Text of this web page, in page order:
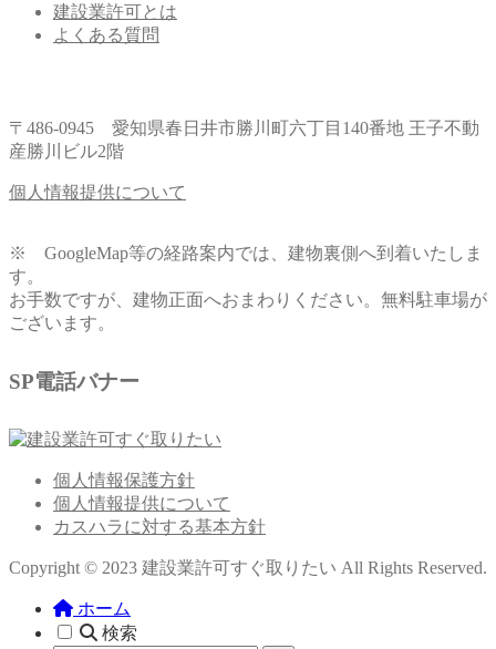
建設業許可とは
よくある質問
〒486-0945 愛知県春日井市勝川町六丁目140番地 王子不動
産勝川ビル2階
個人情報提供について
※ GoogleMap等の経路案内では、建物裏側へ到着いたしま
す。
お手数ですが、建物正面へおまわりください。無料駐車場が
ございます。
SP電話バナー
個人情報保護方針
個人情報提供について
カスハラに対する基本方針
Copyright © 2023 建設業許可すぐ取りたい All Rights Reserved.
ホーム
検索